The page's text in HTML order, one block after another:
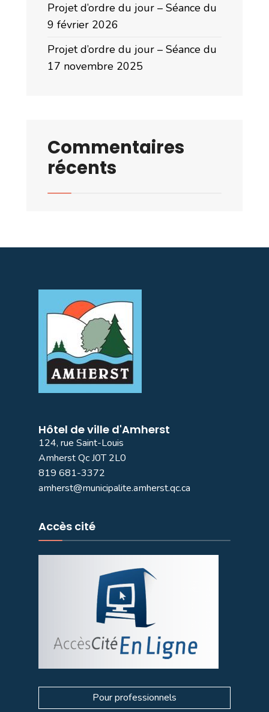
Projet d’ordre du jour – Séance du
9 février 2026
Projet d’ordre du jour – Séance du
17 novembre 2025
Commentaires
récents
Hôtel de ville d'Amherst
124, rue Saint-Louis
Amherst Qc J0T 2L0
819 681-3372
amherst@municipalite.amherst.qc.ca
Accès cité
Pour professionnels